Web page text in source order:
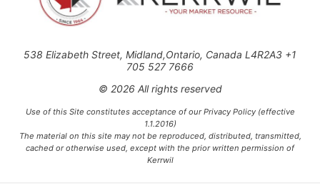
538 Elizabeth Street, Midland,Ontario, Canada L4R2A3 +1
705 527 7666
© 2026 All rights reserved
Use of this Site constitutes acceptance of our Privacy Policy (effective
1.1.2016)
The material on this site may not be reproduced, distributed, transmitted,
cached or otherwise used, except with the prior written permission of
Kerrwil